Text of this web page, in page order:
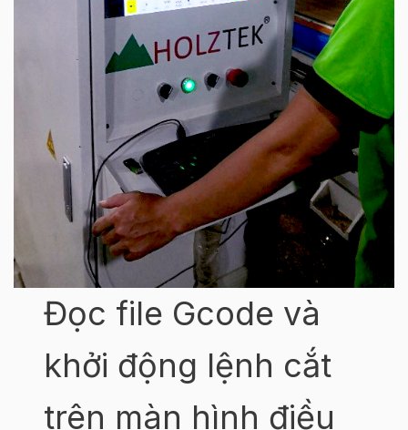
Đọc file Gcode và
khởi động lệnh cắt
trên màn hình điều